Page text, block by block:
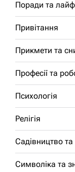
Поради та
Привітання
Прикмети та
Професії та
Психологія
Релігія
Садівництво
Символіка та